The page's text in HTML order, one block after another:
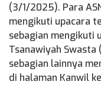
(3/1/2025). Para
mengikuti upacara
sebagian mengikuti
Tsanawiyah Swasta
sebagian lainnya
di halaman Kanwil